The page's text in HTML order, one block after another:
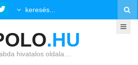
.HU
hivatalos oldala…